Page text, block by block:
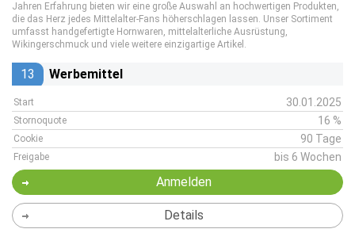
Jahren Erfahrung bieten wir eine große Auswahl an hochwertigen Produkten,
die das Herz jedes Mittelalter-Fans höherschlagen lassen. Unser Sortiment
umfasst handgefertigte Hornwaren, mittelalterliche Ausrüstung,
Wikingerschmuck und viele weitere einzigartige Artikel.
13 Werbemittel
Start 30.01.2025
Stornoquote 16 %
Cookie 90 Tage
Freigabe bis 6 Wochen
Anmelden
Details